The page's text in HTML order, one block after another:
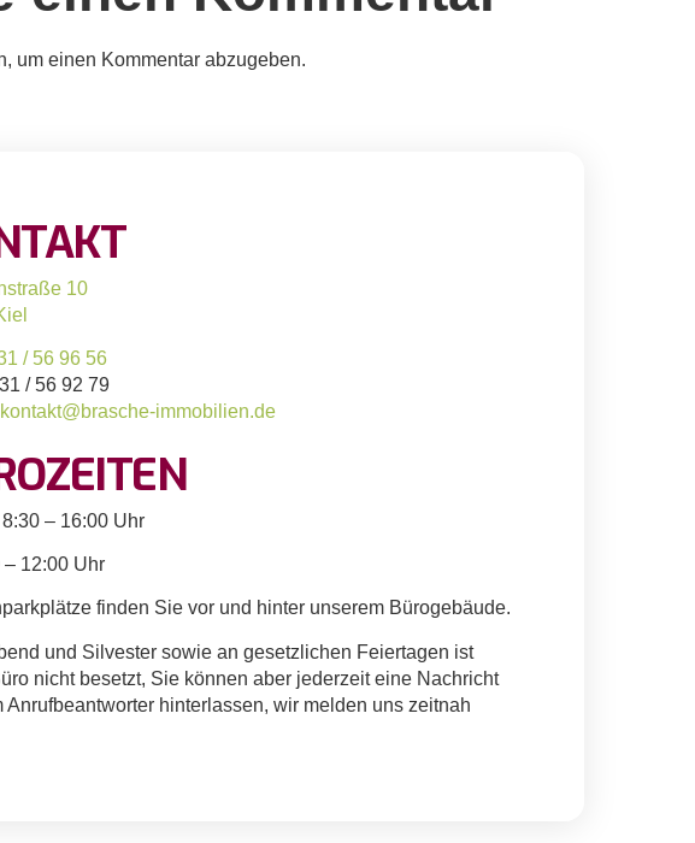
um einen Kommentar abzugeben.
10
/ 56 96 56
/ 56 92 79
kontakt@brasche-immobilien.de
– 16:00 Uhr
– 12:00 Uhr
finden Sie vor und hinter unserem Bürogebäude.
und Silvester sowie an gesetzlichen Feiertagen ist
nicht besetzt, Sie können aber jederzeit eine Nachricht
Anrufbeantworter hinterlassen, wir melden uns zeitnah